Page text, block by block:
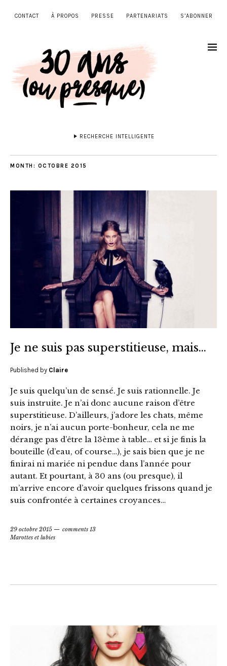
CONTACT À PROPOS PRESSE PARTENARIATS S’ABONNER
RECHERCHE INTELLIGENTE
MONTH: OCTOBRE 2015
Je ne suis pas superstitieuse, mais…
Published by Claire
Je suis quelqu’un de sensé. Je suis rationnelle. Je
suis instruite. Je n’ai donc aucune raison d’être
superstitieuse. D’ailleurs, j’adore les chats, même
noirs, je n’ai aucun porte-bonheur, cela ne me
dérange pas d’être la 13ème à table… et si je finis la
bouteille (d’eau, of course…), je sais bien que je ne
finirai ni mariée ni pendue dans l’année pour
autant. Et pourtant, à 30 ans (ou presque), il
m’arrive encore d’avoir quelques frissons quand je
suis confrontée à certaines croyances…
29 octobre 2015
comments 13
Marottes et lubies